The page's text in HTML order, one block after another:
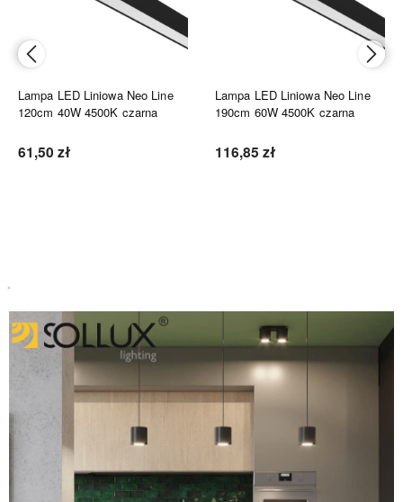
Lampa LED Liniowa Neo Line
120cm 40W 4500K czarna
61,50 zł
Lampa LED Liniowa Neo Line
190cm 60W 4500K czarna
116,85 zł